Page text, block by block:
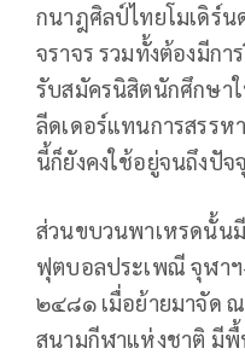
กนาฎศิลป์ไทยโมเดิร์น
จราจร รวมทั้งต้องมีก
รับสมัครนิสิตนักศึกษา
ลีดเดอร์แทนการสรรห
นี้ก็ยังคงใช้อยู่จนถึงปัจ
ส่วนขบวนพาเหรดนั้น
ฟุตบอลประเพณี จุฬาฯ
๒๔๘๑ เมื่อย้ายมาจัด
สนามกีฬาแห่งชาติ มีพื้